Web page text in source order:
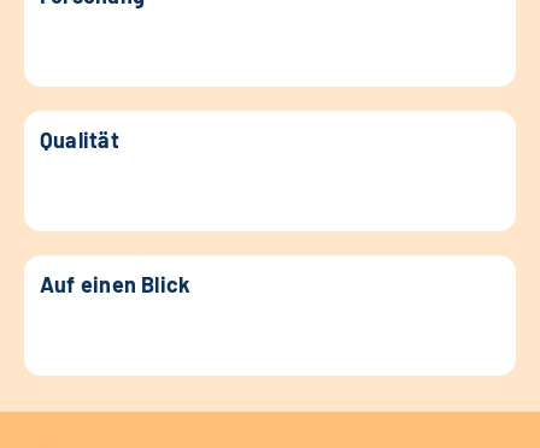
Qualität
Auf einen Blick